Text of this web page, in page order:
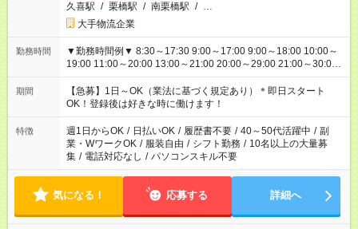
久喜駅 / 栗橋駅 / 南栗橋駅 / …
大手物流企業
勤務時間
▼勤務時間例▼ 8:30～17:30 9:00～17:00 9:00～18:00 10:00～
19:00 11:00～20:00 13:00～21:00 20:00～29:00 21:00～30:00
22:00～31:00 上記以外にもシフトパターンあり！ 短時間の勤務
もご紹介できる場合があるのでご相談ください！ ご都合に合わ
せてお仕事をご案内します＾＾
期間
【急募】1日～OK（業法に基づく規定あり）＊即日スタート
OK！登録後は好きな時に働けます！
特徴 週1日からOK / 日払いOK / 履歴書不要 / 40～50代活躍中 / 副
業・WワークOK / 服装自由 / シフト勤務 / 10名以上の大量募
集 / 電話対応なし / パソコンスキル不要
気になる！ 応募する 詳細へ